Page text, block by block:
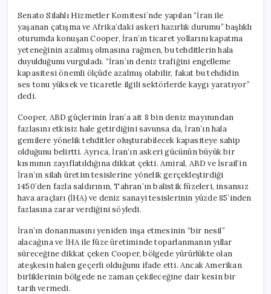
Senato Silahlı Hizmetler Komitesi’nde yapılan “İran ile
yaşanan çatışma ve Afrika’daki askeri hazırlık durumu” başlıklı
oturumda konuşan Cooper, İran’ın ticaret yollarını kapatma
yeteneğinin azalmış olmasına rağmen, bu tehditlerin hala
duyulduğunu vurguladı. “İran’ın deniz trafiğini engelleme
kapasitesi önemli ölçüde azalmış olabilir, fakat bu tehdidin
ses tonu yüksek ve ticaretle ilgili sektörlerde kaygı yaratıyor”
dedi.
Cooper, ABD güçlerinin İran’a ait 8 bin deniz mayınından
fazlasını etkisiz hale getirdiğini savunsa da, İran’ın hala
gemilere yönelik tehditler oluşturabilecek kapasiteye sahip
olduğunu belirtti. Ayrıca, İran’ın askeri gücünün büyük bir
kısmının zayıflatıldığına dikkat çekti. Amiral, ABD ve İsrail’in
İran’ın silah üretim tesislerine yönelik gerçekleştirdiği
1450’den fazla saldırının, Tahran’ın balistik füzeleri, insansız
hava araçları (İHA) ve deniz sanayi tesislerinin yüzde 85’inden
fazlasına zarar verdiğini söyledi.
İran’ın donanmasını yeniden inşa etmesinin “bir nesil”
alacağına ve İHA ile füze üretiminde toparlanmanın yıllar
süreceğine dikkat çeken Cooper, bölgede yürürlükte olan
ateşkesin halen geçerli olduğunu ifade etti. Ancak Amerikan
birliklerinin bölgede ne zaman çekileceğine dair kesin bir
tarih vermedi.